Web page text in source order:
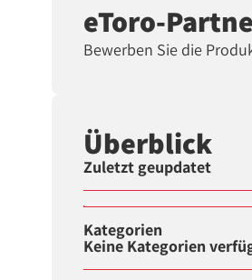
eToro-
Bewerben Sie die
Überblick
Zuletzt geupdatet
Kategorien
Keine Kategorien